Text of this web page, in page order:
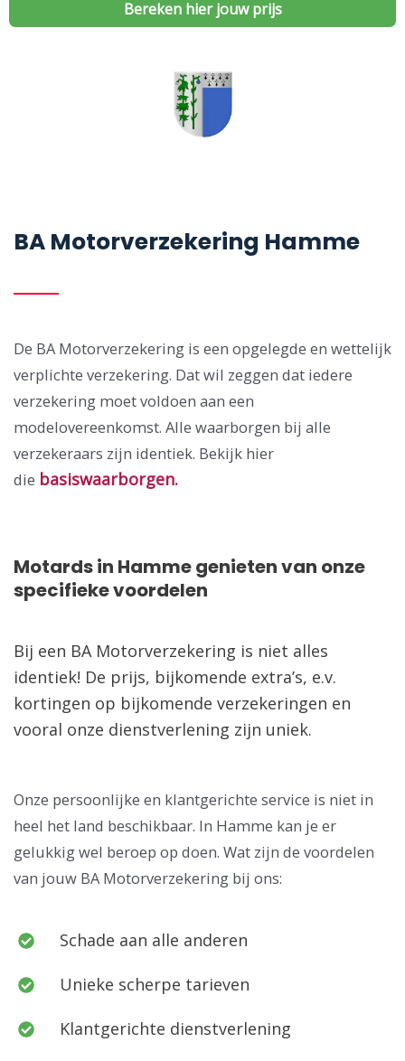
Bereken hier jouw prijs
BA Motorverzekering Hamme
De BA Motorverzekering is een opgelegde en wettelijk
verplichte verzekering. Dat wil zeggen dat iedere
verzekering moet voldoen aan een
modelovereenkomst. Alle waarborgen bij alle
verzekeraars zijn identiek. Bekijk hier
die basiswaarborgen.
Motards in Hamme genieten van onze
specifieke voordelen
Bij een BA Motorverzekering is niet alles
identiek! De prijs, bijkomende extra’s, e.v.
kortingen op bijkomende verzekeringen en
vooral onze dienstverlening zijn uniek.
Onze persoonlijke en klantgerichte service is niet in
heel het land beschikbaar. In Hamme kan je er
gelukkig wel beroep op doen. Wat zijn de voordelen
van jouw BA Motorverzekering bij ons:
Schade aan alle anderen
Unieke scherpe tarieven
Klantgerichte dienstverlening